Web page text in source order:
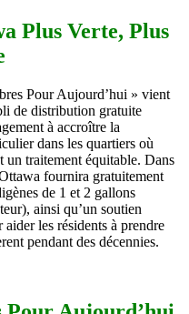
Plus Verte, Plus
Pour Aujourd’hui » vient
de distribution gratuite
à accroître la
dans les quartiers où
un traitement équitable. Dans
fournira gratuitement
de 1 et 2 gallons
ainsi qu’un soutien
les résidents à prendre
pendant des décennies.